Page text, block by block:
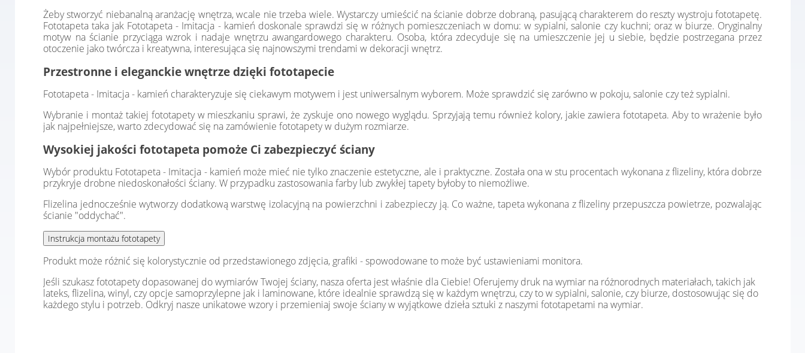
Żeby stworzyć niebanalną aranżację wnętrza, wcale nie trzeba wiele. Wystarczy umieścić na ścianie dobrze dobraną, pasującą charakterem do reszty wystroju fototapetę.
Fototapeta taka jak Fototapeta - Imitacja - kamień doskonale sprawdzi się w różnych pomieszczeniach w domu: w sypialni, salonie czy kuchni; oraz w biurze. Oryginalny
motyw na ścianie przyciąga wzrok i nadaje wnętrzu awangardowego charakteru. Osoba, która zdecyduje się na umieszczenie jej u siebie, będzie postrzegana przez
otoczenie jako twórcza i kreatywna, interesująca się najnowszymi trendami w dekoracji wnętrz.
Przestronne i eleganckie wnętrze dzięki fototapecie
Fototapeta - Imitacja - kamień charakteryzuje się ciekawym motywem i jest uniwersalnym wyborem. Może sprawdzić się zarówno w pokoju, salonie czy też sypialni.
Wybranie i montaż takiej fototapety w mieszkaniu sprawi, że zyskuje ono nowego wyglądu. Sprzyjają temu również kolory, jakie zawiera fototapeta. Aby to wrażenie było
jak najpełniejsze, warto zdecydować się na zamówienie fototapety w dużym rozmiarze.
Wysokiej jakości fototapeta pomoże Ci zabezpieczyć ściany
Wybór produktu Fototapeta - Imitacja - kamień może mieć nie tylko znaczenie estetyczne, ale i praktyczne. Została ona w stu procentach wykonana z flizeliny, która dobrze
przykryje drobne niedoskonałości ściany. W przypadku zastosowania farby lub zwykłej tapety byłoby to niemożliwe.
Flizelina jednocześnie wytworzy dodatkową warstwę izolacyjną na powierzchni i zabezpieczy ją. Co ważne, tapeta wykonana z flizeliny przepuszcza powietrze, pozwalając
ścianie "oddychać".
Produkt może różnić się kolorystycznie od przedstawionego zdjęcia, grafiki - spowodowane to może być ustawieniami monitora.
Jeśli szukasz fototapety dopasowanej do wymiarów Twojej ściany, nasza oferta jest właśnie dla Ciebie! Oferujemy druk na wymiar na różnorodnych materiałach, takich jak
lateks, flizelina, winyl, czy opcje samoprzylepne jak i laminowane, które idealnie sprawdzą się w każdym wnętrzu, czy to w sypialni, salonie, czy biurze, dostosowując się do
każdego stylu i potrzeb. Odkryj nasze unikatowe wzory i przemieniaj swoje ściany w wyjątkowe dzieła sztuki z naszymi fototapetami na wymiar.